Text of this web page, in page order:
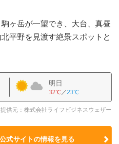
ヶ岳が一望でき、大台、真昼
平野を見渡す絶景スポットと
明日
32℃／23℃
供元：株式会社ライフビジネスウェザー
式サイトの情報を見る